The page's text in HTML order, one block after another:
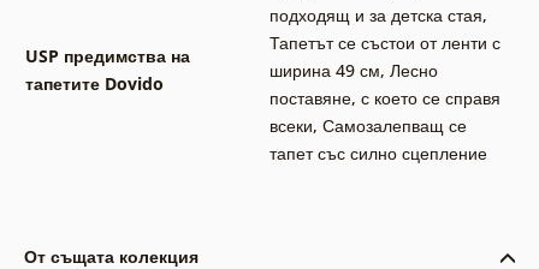
USP предимства на
тапетите Dovido
подходящ и за детска стая,
Тапетът се състои от ленти с
ширина 49 см, Лесно
поставяне, с което се справя
всеки, Самозалепващ се
тапет със силно сцепление
От същата колекция